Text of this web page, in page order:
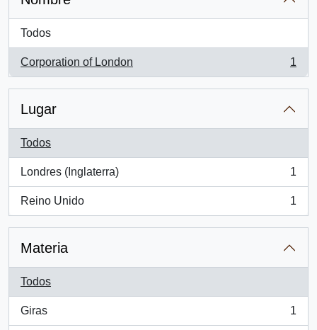
Todos
Corporation of London
, 1 resultados
1
Lugar
Todos
Londres (Inglaterra)
, 1 resultados
1
Reino Unido
, 1 resultados
1
Materia
Todos
Giras
, 1 resultados
1